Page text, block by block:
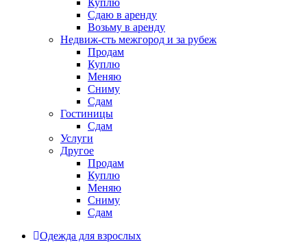
Сдаю в аренду
Возьму в аренду
Недвиж-сть межгород и за рубеж
Продам
Куплю
Меняю
Сниму
Сдам
Гостиницы
Сдам
Услуги
Другое
Продам
Куплю
Меняю
Сниму
Сдам
Одежда для взрослых